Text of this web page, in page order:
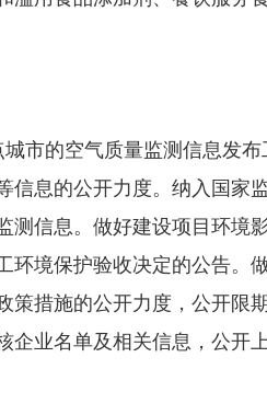
的空气质量监测信息发布
信息的公开力度。纳入国
测信息。做好建设项目环
环境保护验收决定的公告
策措施的公开力度，公开
业名单及相关信息，公开